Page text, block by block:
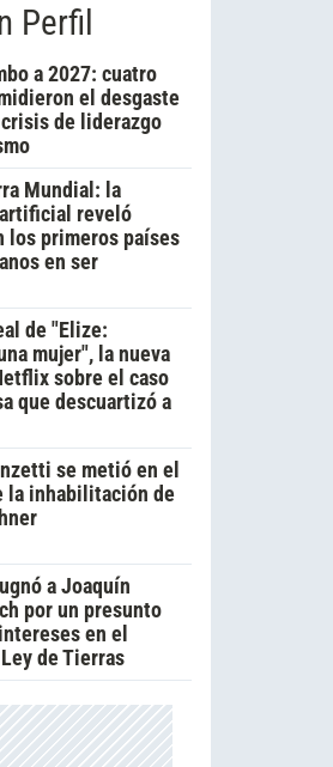
Perfil
a 2027: cuatro
el desgaste
de liderazgo
Mundial: la
reveló
los primeros países
en ser
de "Elize:
mujer", la nueva
sobre el caso
que descuartizó a
se metió en el
la inhabilitación de
a Joaquín
por un presunto
en el
de Tierras